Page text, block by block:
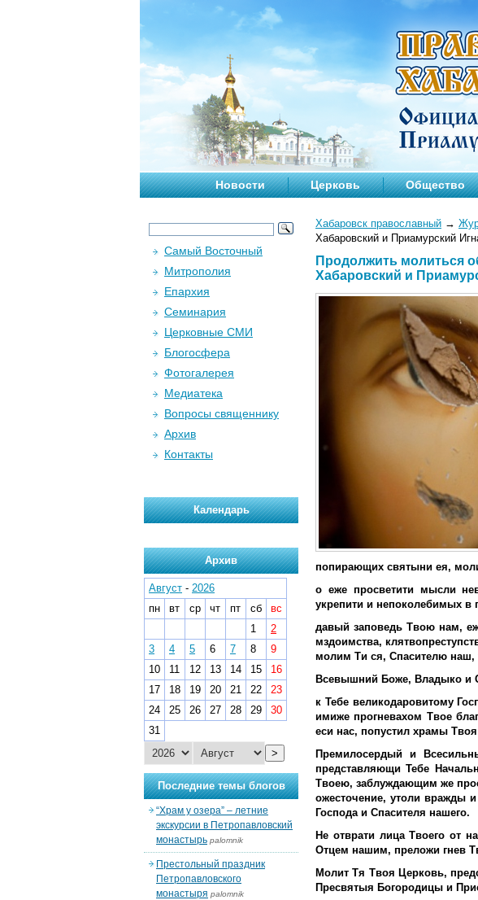
Новости Церковь Общество
Хабаровск православный →
Хабаровский и Приамурский
Продолжить молиться
Хабаровский и
попирающих святыни ея,
о еже просветити мысли
укрепити и непоколебимых
давый заповедь Твою нам,
мздоимства,
молим Ти ся, Спасителю
Всевышний Боже, Владыко и
к Тебе великодаровитому
имиже прогневахом Твое
еси нас, попустил храмы Твоя
Премилосердый и
представляющи Тебе
Твоею, заблуждающим же
ожесточение, утоли вражды
Господа и Спасителя нашего.
Не отврати лица Твоего от
Отцем нашим, преложи гнев
Молит Тя Твоя Церковь,
Пресвятыя Богородицы и
Самый Восточный
Митрополия
Епархия
Семинария
Церковные СМИ
Блогосфера
Фотогалерея
Медиатека
Вопросы священнику
Архив
Контакты
Календарь
Архив
Август - 2026
пн
вт ср чт пт сб
вс
1
2
3
4 5 6 7 8
9
10
11 12 13 14 15
16
17
18 19 20 21 22
23
24
25 26 27 28 29
30
31
>
Последние темы блогов
“Храм у озера” – летние
экскурсии в Петропавловский
монастырь palomnik
Престольный праздник
Петропавловского
монастыря palomnik